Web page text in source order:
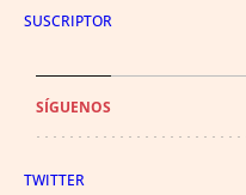
SUSCRIPTOR
SÍGUENOS
TWITTER